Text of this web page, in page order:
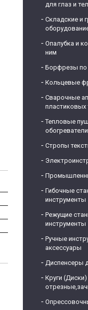
для глаз и
Складские и
Опалубка и
ним
Борфрезы по
Кольцевые
Сварочные
пластиковых
Тепловые
обогреватели
Стропы
Гибочные
инструменты
Режущие
инструменты
Ручные
аксессуары
Диспенсеры
Круги (Диски)